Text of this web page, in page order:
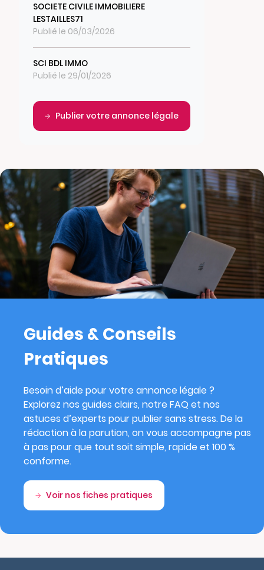
SOCIETE CIVILE IMMOBILIERE
LESTAILLES71
Publié le 06/03/2026
SCI BDL IMMO
Publié le 29/01/2026
Publier votre annonce légale
Guides & Conseils
Pratiques
Besoin d’aide pour votre annonce légale ?
Explorez nos guides clairs, notre FAQ et nos
astuces d’experts pour publier sans stress. De la
rédaction à la parution, on vous accompagne pas
à pas pour que tout soit simple, rapide et 100 %
conforme.
Voir nos fiches pratiques